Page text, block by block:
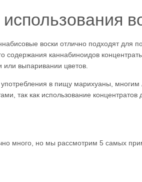
воски отлично подходят для
содержания каннабиноидов
выпаривании цветов.
употребления в пищу марихуаны,
так как использование
много, но мы рассмотрим 5 самых